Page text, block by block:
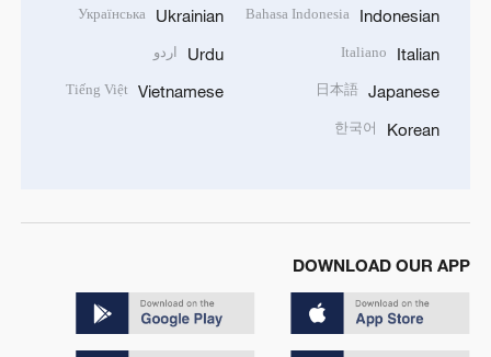
Indonesian
Bahasa Indonesia
Italian
Italiano
Japanese
日本語
Korean
한국어
Ukrainian
Українська
Urdu اردو
Vietnamese
Tiếng Việt
DOWNLOAD OUR APP